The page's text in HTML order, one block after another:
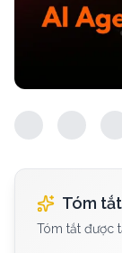
Tóm
Tóm tắt được